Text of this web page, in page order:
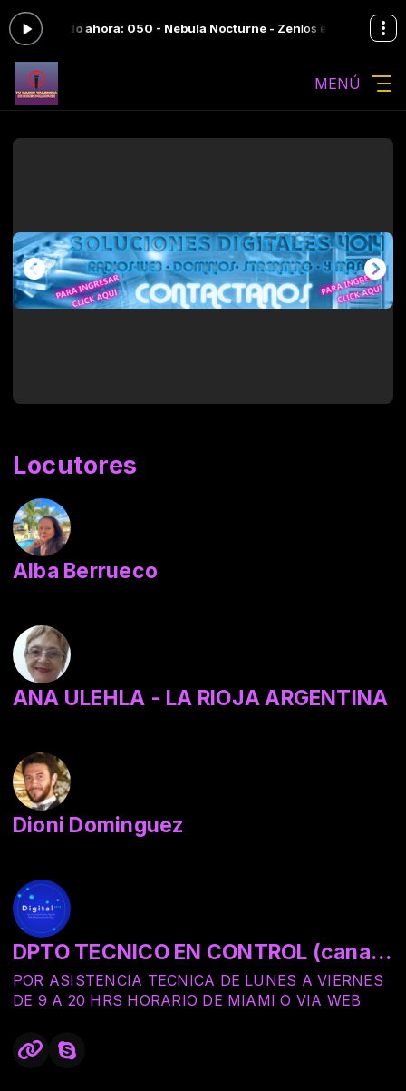
ahora: 050 - Nebula Nocturne - Zenlos exitos de
MENÚ
Locutores
Alba Berrueco
ANA ULEHLA - LA RIOJA ARGENTINA
Dioni Dominguez
DPTO TECNICO EN CONTROL (canal de servicios nunca usar)
POR ASISTENCIA TECNICA DE LUNES A VIERNES
DE 9 A 20 HRS HORARIO DE MIAMI O VIA WEB